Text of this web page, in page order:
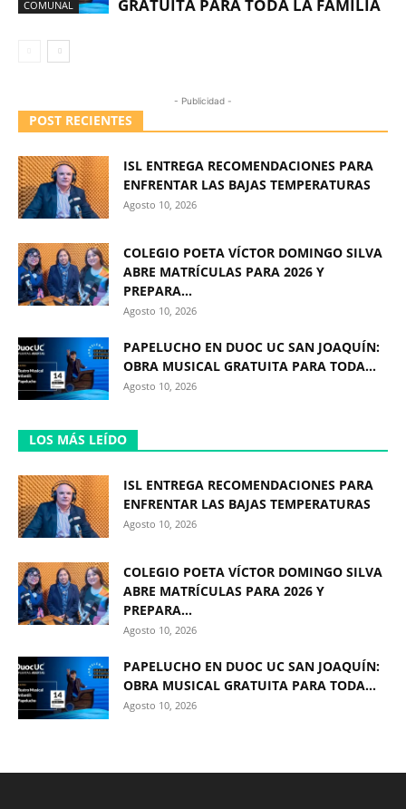
COMUNAL
GRATUITA PARA TODA LA FAMILIA
- Publicidad -
POST RECIENTES
ISL ENTREGA RECOMENDACIONES PARA
ENFRENTAR LAS BAJAS TEMPERATURAS
Agosto 10, 2026
COLEGIO POETA VÍCTOR DOMINGO SILVA
ABRE MATRÍCULAS PARA 2026 Y
PREPARA...
Agosto 10, 2026
PAPELUCHO EN DUOC UC SAN JOAQUÍN:
OBRA MUSICAL GRATUITA PARA TODA...
Agosto 10, 2026
LOS MÁS LEÍDO
ISL ENTREGA RECOMENDACIONES PARA
ENFRENTAR LAS BAJAS TEMPERATURAS
Agosto 10, 2026
COLEGIO POETA VÍCTOR DOMINGO SILVA
ABRE MATRÍCULAS PARA 2026 Y
PREPARA...
Agosto 10, 2026
PAPELUCHO EN DUOC UC SAN JOAQUÍN:
OBRA MUSICAL GRATUITA PARA TODA...
Agosto 10, 2026